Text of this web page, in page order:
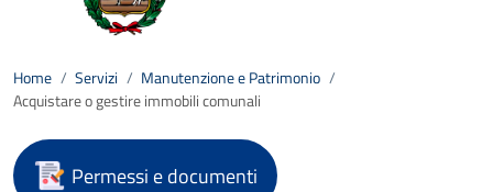
Home / Servizi / Manutenzione e Patrimonio /
Acquistare o gestire immobili comunali
Permessi e documenti